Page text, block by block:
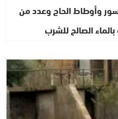
وأوطاط الحاج وعدد من
الصالح للشرب